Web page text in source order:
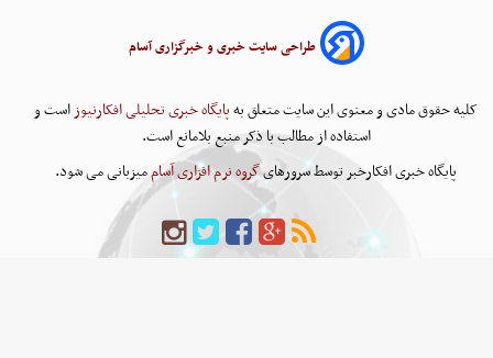
طراحی سایت خبری و خبرگزاری آسام
کلیه حقوق مادی و معنوی این سایت متعلق بهپایگاه خبری تحلیلی افکارنیوزاست و
استفاده از مطالب با ذکر منبع بلامانع است.
پایگاه خبری افکارخبر توسط سرورهایگروه نرم افزاری آساممیزبانی می شود.